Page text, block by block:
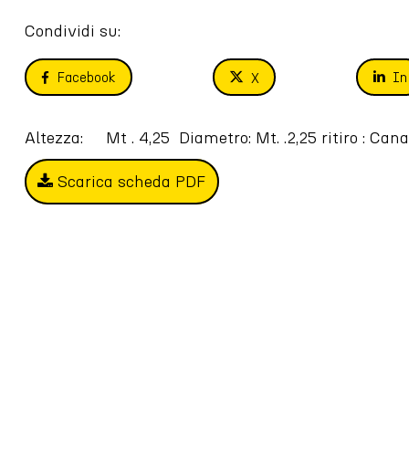
Condividi su:
Facebook X In
Altezza:     Mt . 4,25  Diametro: Mt. .2,25 ritiro :
Scarica scheda PDF